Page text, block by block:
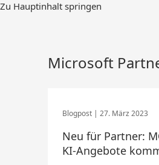
Zum
Zu Hauptinhalt springen
Microsoft
27. März 2023
Neu für Partner:
KI-Angebote